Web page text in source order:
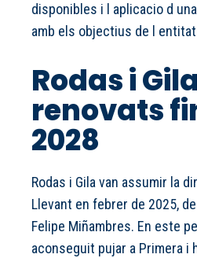
disponibles i l aplicacio d
amb els objectius de l
Rodas i
renovats
2028
Rodas i Gila van assumir la
Llevant en febrer de 2025,
Felipe Miñambres. En este
aconseguit pujar a Primera i